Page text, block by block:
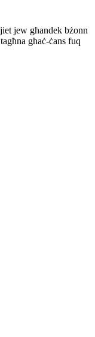
jew għandek bżonn
ghaċ-ċans fuq